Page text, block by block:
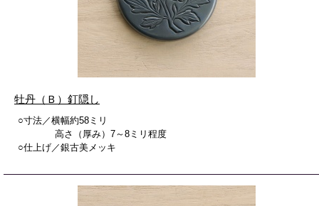
牡丹（Ｂ）釘隠し
○寸法／横幅約58ミリ
高さ（厚み）7～8ミリ程度
○仕上げ／銀古美メッキ